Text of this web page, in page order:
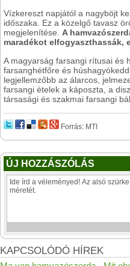
Vízkereszt napjától a nagyböjt
időszaka. Ez a közelgő tavasz
megjelenítése. A
maradékot elfogyaszthassák,
A magyarság farsangi rítusai és
farsanghétfőre és
legjellemzőbb az álarcos,
farsangi ételek a káposzta, a
társasági és szakmai farsangi
Forrás: MTI
ÚJ HOZZÁSZÓLÁS
KAPCSOLÓDÓ HÍREK